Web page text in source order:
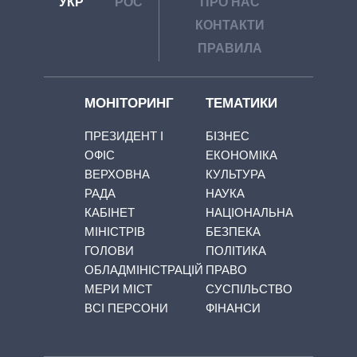
КОНТАКТИ
ПРАВИЛА
МОНІТОРИНГ
ПРЕЗИДЕНТ І
ОФІС
ВЕРХОВНА
РАДА
КАБІНЕТ
МІНІСТРІВ
ГОЛОВИ
ОБЛАДМІНІСТРАЦІЙ
МЕРИ МІСТ
ВСІ ПЕРСОНИ
ТЕМАТИКИ
БІЗНЕС
ЕКОНОМІКА
КУЛЬТУРА
НАУКА
НАЦІОНАЛЬНА
БЕЗПЕКА
ПОЛІТИКА
ПРАВО
СУСПІЛЬСТВО
ФІНАНСИ